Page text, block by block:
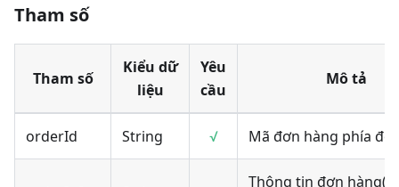
Tham số
Tham số
Kiểu dữ
liệu
Yêu
cầu
Mô tả
orderId String √ Mã đơn hàng phía
Thông tin đơn